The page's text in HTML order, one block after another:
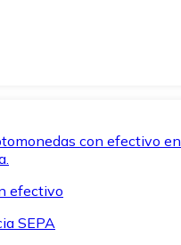
con efectivo
efectivo
SEPA